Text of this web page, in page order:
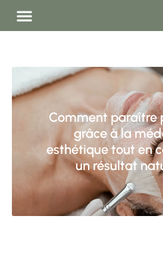
Comment paraître
grâce à la
esthétique tout en
un résultat